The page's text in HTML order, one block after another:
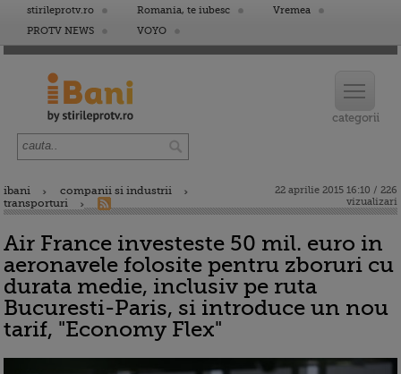
stirileprotv.ro Romania, te iubesc
Vremea
PROTV NEWS
VOYO
ibani
companii si industrii
transporturi
22 aprilie 2015 16:10 / 226
vizualizari
Air France investeste 50 mil. euro in
aeronavele folosite pentru zboruri cu
durata medie, inclusiv pe ruta
Bucuresti-Paris, si introduce un nou
tarif, "Economy Flex"